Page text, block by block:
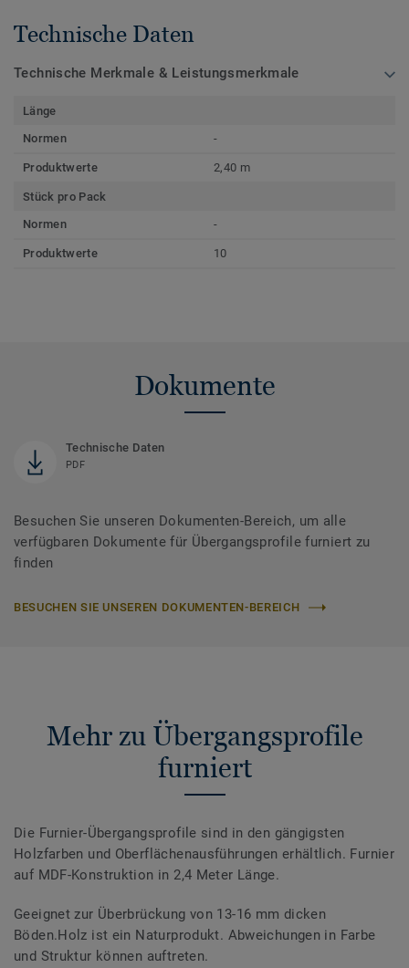
Technische Daten
Technische Merkmale & Leistungsmerkmale
Länge
Normen
-
Produktwerte 2,40 m
Stück pro Pack
Normen
-
Produktwerte 10
Dokumente
Technische Daten
PDF
Besuchen Sie unseren Dokumenten-Bereich, um alle
verfügbaren Dokumente für Übergangsprofile furniert zu
finden
BESUCHEN SIE UNSEREN DOKUMENTEN-BEREICH
Mehr zu Übergangsprofile
furniert
Die Furnier-Übergangsprofile sind in den gängigsten
Holzfarben und Oberflächenausführungen erhältlich. Furnier
auf MDF-Konstruktion in 2,4 Meter Länge.
Geeignet zur Überbrückung von 13-16 mm dicken
Böden.Holz ist ein Naturprodukt. Abweichungen in Farbe
und Struktur können auftreten.